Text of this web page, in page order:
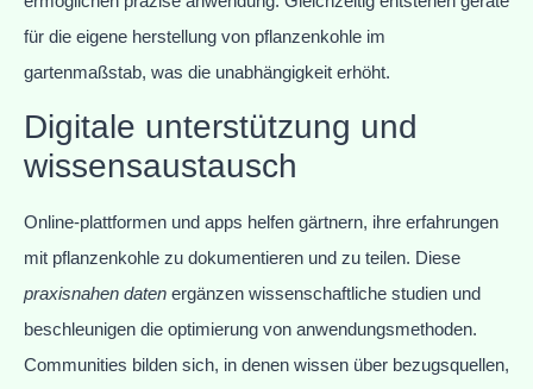
für die eigene herstellung von pflanzenkohle im
gartenmaßstab, was die unabhängigkeit erhöht.
Digitale unterstützung und
wissensaustausch
Online-plattformen und apps helfen gärtnern, ihre erfahrungen
mit pflanzenkohle zu dokumentieren und zu teilen. Diese
praxisnahen daten ergänzen wissenschaftliche studien und
beschleunigen die optimierung von anwendungsmethoden.
Communities bilden sich, in denen wissen über bezugsquellen,